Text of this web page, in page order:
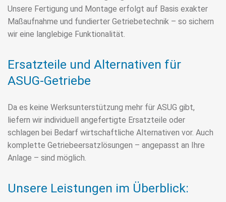
Unsere Fertigung und Montage erfolgt auf Basis exakter
Maßaufnahme und fundierter Getriebetechnik – so sichern
wir eine langlebige Funktionalität.
Ersatzteile und Alternativen für
ASUG-Getriebe
Da es keine Werksunterstützung mehr für ASUG gibt,
liefern wir individuell angefertigte Ersatzteile oder
schlagen bei Bedarf wirtschaftliche Alternativen vor. Auch
komplette Getriebeersatzlösungen – angepasst an Ihre
Anlage – sind möglich.
Unsere Leistungen im Überblick: